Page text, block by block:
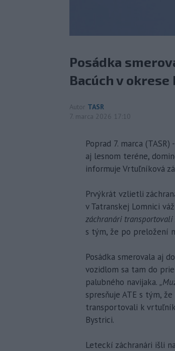
Posádka
Bacúch v okrese
Autor TASR
7. marca 2026 17:10
Poprad 7. marca
aj lesnom teréne,
informuje Vrtuľníková
Prvýkrát vzlietli
v Tatranskej Lomnici
záchranári
s tým, že po preložení
Posádka smerovala aj
vozidlom sa tam do
palubného navijaka.
spresňuje ATE s tým,
transportovali k
Bystrici.
Leteckí záchranári išli